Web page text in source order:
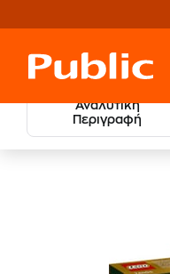
Αναλυτική
Περιγραφή
Παιχνίδια & Παιδικά